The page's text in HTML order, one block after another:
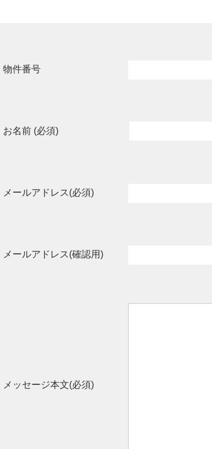
物件番号
お名前 (必須)
メールアドレス(必須)
メールアドレス(確認用)
メッセージ本文(必須)